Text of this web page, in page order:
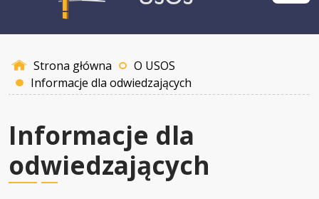
Strona główna
O USOS
Informacje dla odwiedzających
Informacje dla
odwiedzających